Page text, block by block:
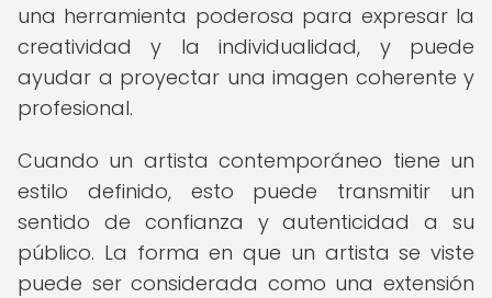
una herramienta poderosa para expresar la
creatividad y la individualidad, y puede
ayudar a proyectar una imagen coherente y
profesional.
Cuando un artista contemporáneo tiene un
estilo definido, esto puede transmitir un
sentido de confianza y autenticidad a su
público. La forma en que un artista se viste
puede ser considerada como una extensión